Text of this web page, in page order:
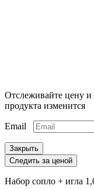
Отслеживайте цену
продукта изменится
Email
Закрыть
Следить за ценой
Набор сопло + игла